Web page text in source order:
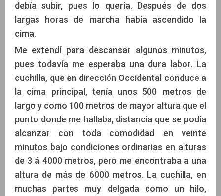
debía subir, pues lo quería. Después de dos
largas horas de marcha había ascendido la
cima.
Me extendí para descansar algunos minutos,
pues todavía me esperaba una dura labor. La
cuchilla, que en dirección Occidental conduce a
la cima principal, tenía unos 500 metros de
largo y como 100 metros de mayor altura que el
punto donde me hallaba, distancia que se podía
alcanzar con toda comodidad en veinte
minutos bajo condiciones ordinarias en alturas
de 3 á 4000 metros, pero me encontraba a una
altura de más de 6000 metros. La cuchilla, en
muchas partes muy delgada como un hilo,